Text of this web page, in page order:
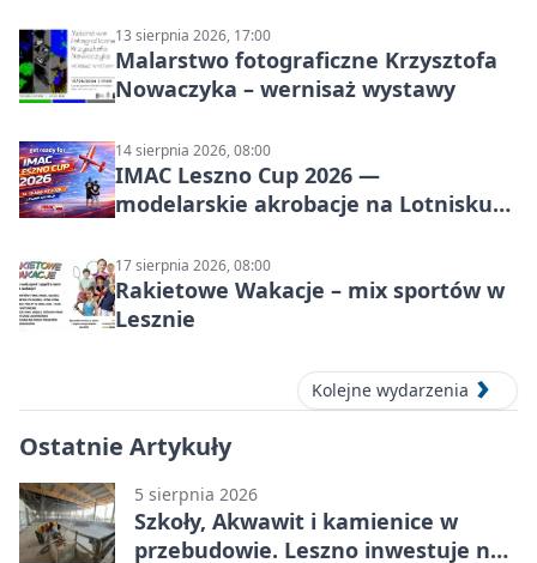
13 sierpnia 2026, 17:00
Malarstwo fotograficzne Krzysztofa
Nowaczyka – wernisaż wystawy
14 sierpnia 2026, 08:00
IMAC Leszno Cup 2026 —
modelarskie akrobacje na Lotnisku
17 sierpnia 2026, 08:00
Rakietowe Wakacje – mix sportów w
Lesznie
Kolejne wydarzenia
Ostatnie Artykuły
5 sierpnia 2026
Szkoły, Akwawit i kamienice w
przebudowie. Leszno inwestuje na